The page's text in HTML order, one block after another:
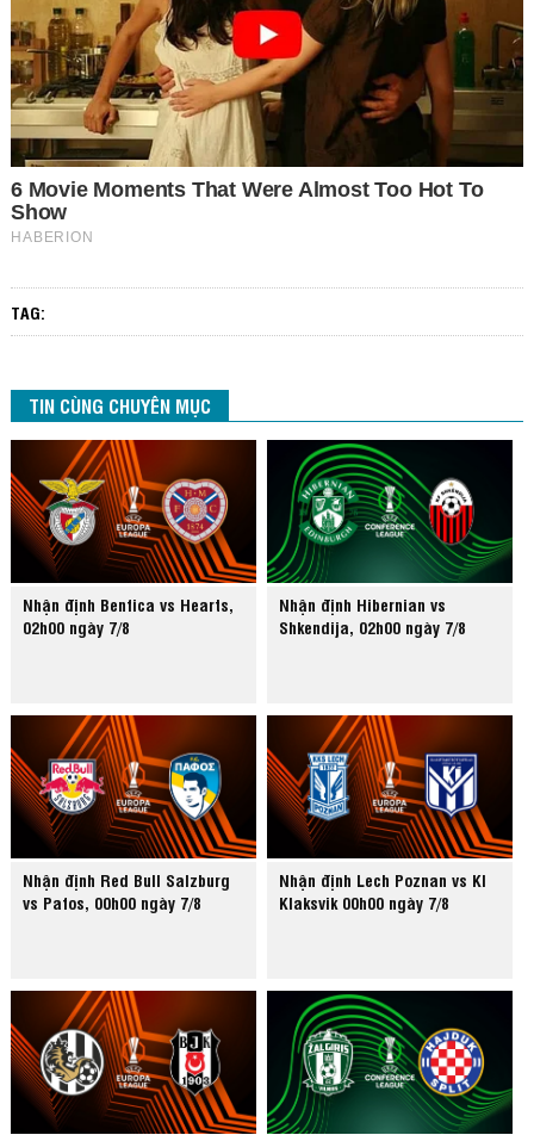
TAG:
TIN CÙNG CHUYÊN MỤC
Nhận định Benfica vs Hearts,
02h00 ngày 7/8
Nhận định Hibernian vs
Shkendija, 02h00 ngày 7/8
Nhận định Red Bull Salzburg
vs Pafos, 00h00 ngày 7/8
Nhận định Lech Poznan vs KI
Klaksvik 00h00 ngày 7/8